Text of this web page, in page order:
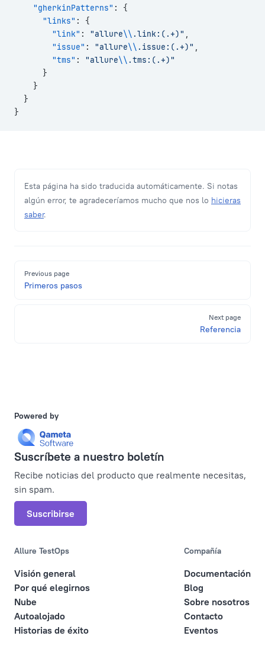
    "gherkinPatterns"
: {
      "links"
: {
        "link"
: "allure\\ .link:(.+)" ,
        "issue"
: "allure\\ .issue:(.+)" ,
        "tms"
: "allure\\ .tms:(.+)"
      }
    }
  }
}
Esta página ha sido traducida automáticamente. Si notas
algún error, te agradeceríamos mucho que nos lo hicieras
saber.
Previous page
Primeros pasos
Next page
Referencia
Powered by
Suscríbete a nuestro boletín
Recibe noticias del producto que realmente necesitas,
sin spam.
Suscribirse
Allure TestOps
Visión general
Por qué elegirnos
Nube
Autoalojado
Historias de éxito
Compañía
Documentación
Blog
Sobre nosotros
Contacto
Eventos